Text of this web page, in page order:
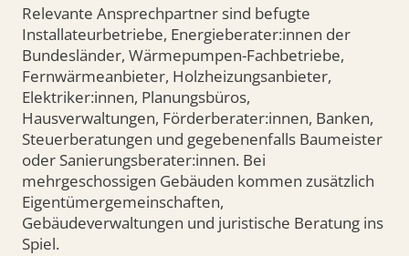
Relevante Ansprechpartner sind befugte
Installateurbetriebe, Energieberater:innen der
Bundesländer, Wärmepumpen-Fachbetriebe,
Fernwärmeanbieter, Holzheizungsanbieter,
Elektriker:innen, Planungsbüros,
Hausverwaltungen, Förderberater:innen, Banken,
Steuerberatungen und gegebenenfalls Baumeister
oder Sanierungsberater:innen. Bei
mehrgeschossigen Gebäuden kommen zusätzlich
Eigentümergemeinschaften,
Gebäudeverwaltungen und juristische Beratung ins
Spiel.